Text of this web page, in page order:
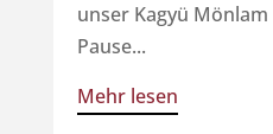
unser Kagyü
Pause...
Mehr lesen